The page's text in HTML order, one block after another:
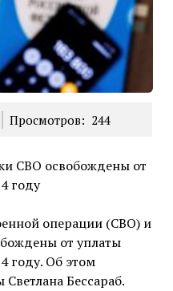
Просмотров: 244
СВО освобождены от
году
операции (СВО) и
от уплаты
году. Об этом
Бессараб.